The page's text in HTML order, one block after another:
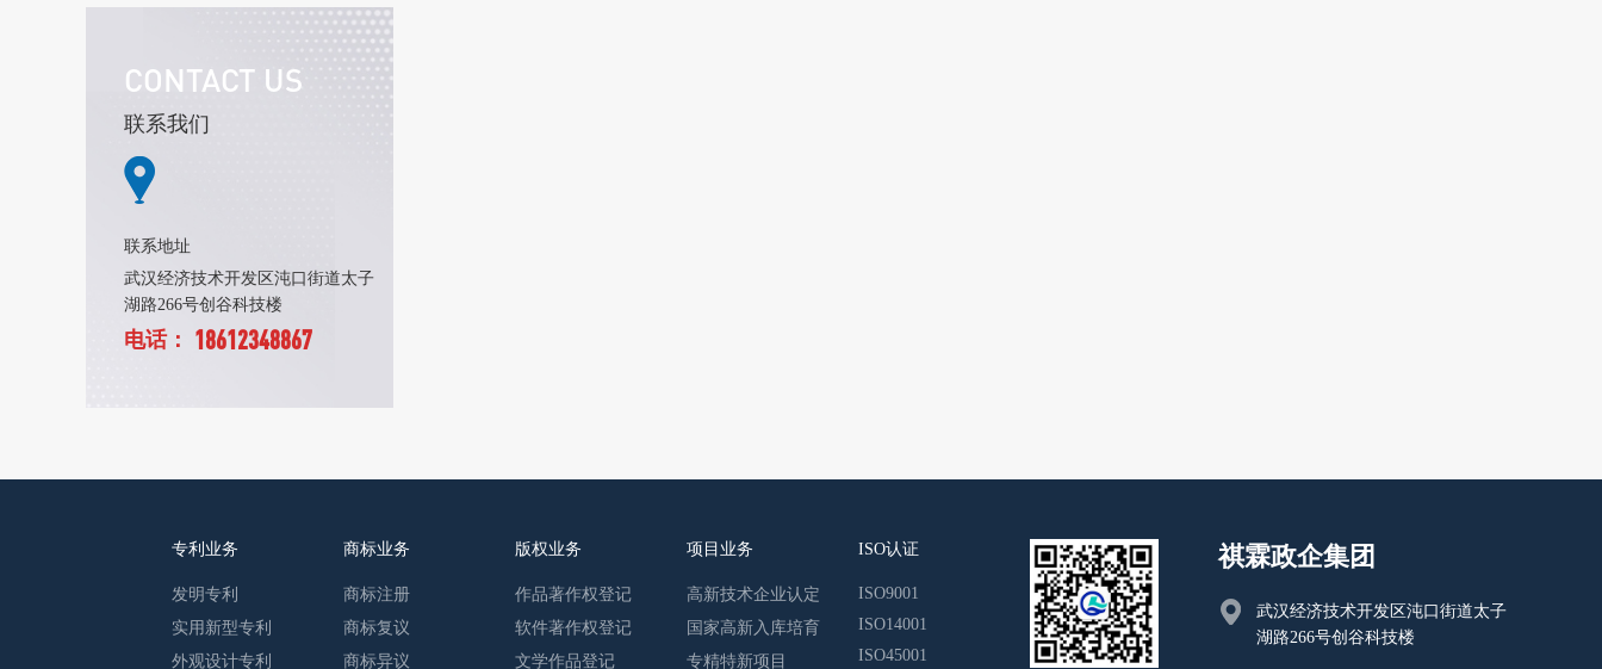
CONTACT US
联系我们
联系地址
武汉经济技术开发区沌口街道太子
湖路266号创谷科技楼
电话： 18612348867
专利业务
发明专利
实用新型专利
外观设计专利
商标业务
商标注册
商标复议
商标异议
版权业务
作品著作权登记
软件著作权登记
文学作品登记
项目业务
高新技术企业认定
国家高新入库培育
专精特新项目
ISO认证
ISO9001
ISO14001
ISO45001
祺霖政企集团
武汉经济技术开发区沌口街道太子
湖路266号创谷科技楼